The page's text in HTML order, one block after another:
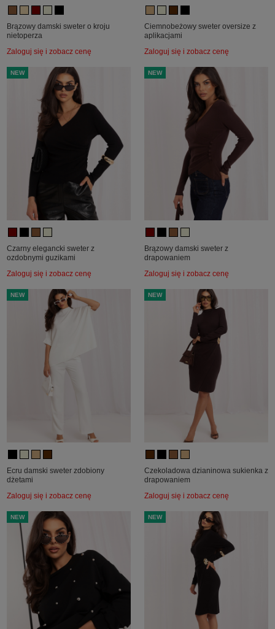
Brązowy damski sweter o kroju
nietoperza
Zaloguj się i zobacz cenę
Ciemnobeżowy sweter oversize z
aplikacjami
Zaloguj się i zobacz cenę
NEW
Czarny elegancki sweter z
ozdobnymi guzikami
Zaloguj się i zobacz cenę
NEW
Brązowy damski sweter z
drapowaniem
Zaloguj się i zobacz cenę
NEW
Ecru damski sweter zdobiony
dżetami
Zaloguj się i zobacz cenę
NEW
Czekoladowa dzianinowa sukienka z
drapowaniem
Zaloguj się i zobacz cenę
NEW NEW